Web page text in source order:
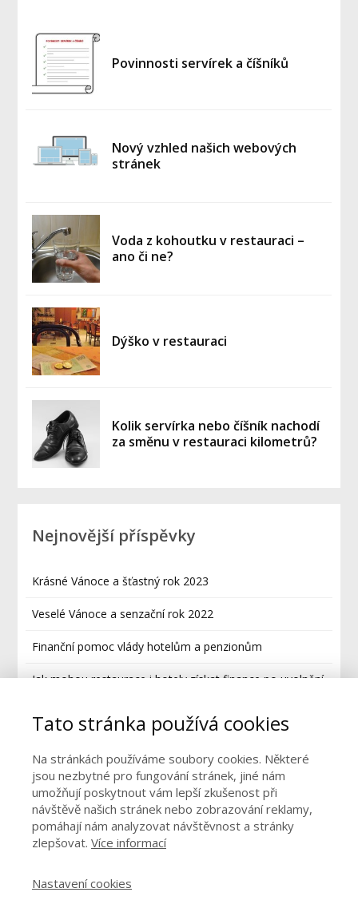
Povinnosti servírek a číšníků
Nový vzhled našich webových
stránek
Voda z kohoutku v restauraci –
ano či ne?
Dýško v restauraci
Kolik servírka nebo číšník nachodí
za směnu v restauraci kilometrů?
Nejnovější příspěvky
Krásné Vánoce a šťastný rok 2023
Veselé Vánoce a senzační rok 2022
Finanční pomoc vlády hotelům a penzionům
Jak mohou restaurace i hotely získat finance po uvolnění
Restaurant Academy má nové logo
Rubriky
Příspěvky Restaurant Academy
Tato stránka používá cookies
Na stránkách používáme soubory cookies. Některé
jsou nezbytné pro fungování stránek, jiné nám
umožňují poskytnout vám lepší zkušenost při
návštěvě našich stránek nebo zobrazování reklamy,
pomáhají nám analyzovat návštěvnost a stránky
zlepšovat. Více informací
Nastavení cookies